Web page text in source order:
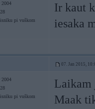
2004
pi vuškom
Ir kaut
iesaka
07. Jan 2015,
2004
pi vuškom
Laikam
Maak